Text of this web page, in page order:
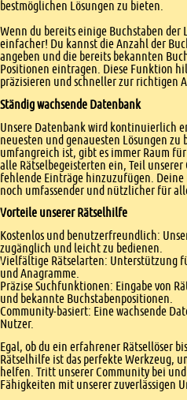
bestmöglichen Lösungen zu bieten.
Wenn du bereits einige Buchstaben der
einfacher! Du kannst die Anzahl der
angeben und die bereits bekannten
Positionen eintragen. Diese Funktion
präzisieren und schneller zur richtigen
Ständig wachsende Datenbank
Unsere Datenbank wird kontinuierlich
neuesten und genauesten Lösungen
umfangreich ist, gibt es immer Raum
alle Rätselbegeisterten ein, Teil
fehlende Einträge hinzuzufügen.
noch umfassender und nützlicher für
Vorteile unserer Rätselhilfe
Kostenlos und benutzerfreundlich:
zugänglich und leicht zu bedienen.
Vielfältige Rätselarten: Unterstützung
und Anagramme.
Präzise Suchfunktionen: Eingabe von
und bekannte Buchstabenpositionen.
Community-basiert: Eine wachsende
Nutzer.
Egal, ob du ein erfahrener Rätsellöser
Rätselhilfe ist das perfekte Werkzeug,
helfen. Tritt unserer Community bei
Fähigkeiten mit unserer zuverlässigen